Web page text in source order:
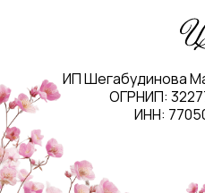
ИП Шегабудинова
ОГРНИП:
ИНН: